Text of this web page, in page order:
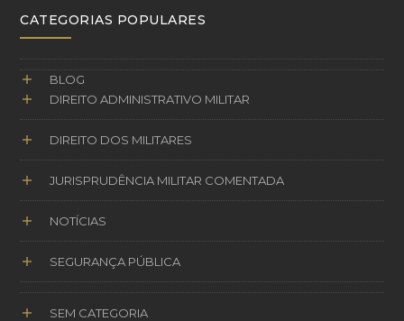
CATEGORIAS POPULARES
BLOG
DIREITO ADMINISTRATIVO MILITAR
DIREITO DOS MILITARES
JURISPRUDÊNCIA MILITAR COMENTADA
NOTÍCIAS
SEGURANÇA PÚBLICA
SEM CATEGORIA